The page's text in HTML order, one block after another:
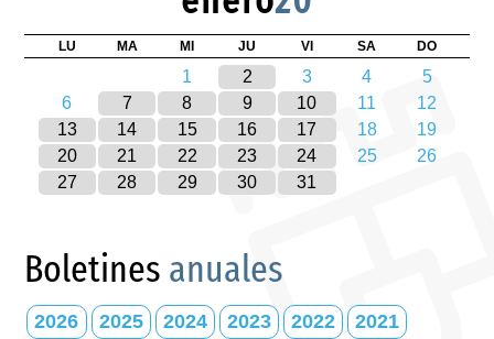
LU MA MI JU VI SA DO
1 2 3 4
5
6
7 8 9 10 11
12
13
14 15 16 17 18
19
20
21 22 23 24 25
26
27
28 29 30 31
Boletines anuales
2026 2025 2024 2023 2022 2021